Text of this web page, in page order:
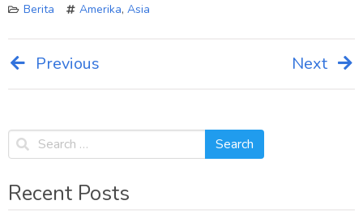
Berita Amerika, Asia
Post
navigation
Previous Next
Recent Posts